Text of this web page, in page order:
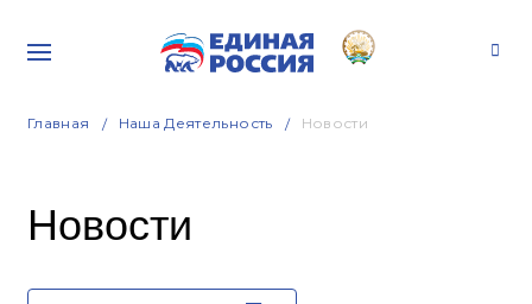
Главная Наша Деятельность Новости
Новости